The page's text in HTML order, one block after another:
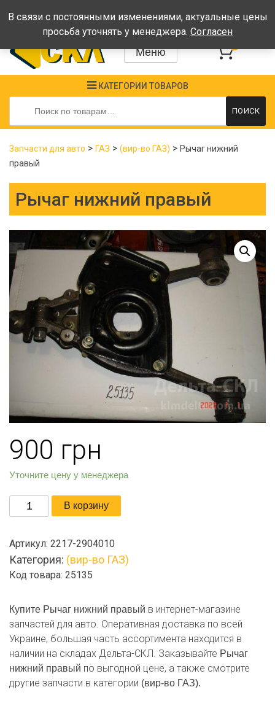
Время работы: Пн-Пт: 08:00-17:00, Сб-Вс - выходные
Меню
КАТЕГОРИИ ТОВАРОВ
Искать:
ПОИСК
Запчасти для авто > ГАЗ > (вир-во ГАЗ) > Рычаг нижний
правый
Рычаг нижний правый
900 грн
Уточните цену у менеджера
Количество
товара
нижний
правый
В корзину
Артикул: 2217-2904010
Категория: (вир-во ГАЗ)
Код товара: 25135
Купите Рычаг нижний правый в интернет-магазине
запчастей для авто. Оперативная доставка по всей
Украине, большая часть ассортимента находится в
наличии на складах Дельта-СКЛ. Заказывайте Рычаг
нижний правый по выгодной цене, а также смотрите
другие запчасти в категории (вир-во ГАЗ).
В связи с постоянными изменениями, актуальные цены
просьба уточнять у менеджера. Согласен